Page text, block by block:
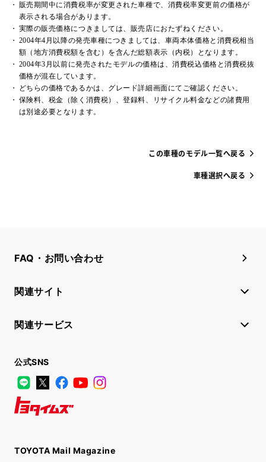
販売期間中に消費税率が変更された車種で、消費税率変更前の価格が
表示される場合があります。
実際の販売価格につきましては、販売店におたずねください。
2004年4月以降の発売車種につきましては、車両本体価格と消費税相当
額（地方消費税額を含む）を含んだ総額表示（内税）となります。
2004年3月以前に発売されたモデルの価格は、消費税込価格と消費税抜
価格が混在しています。
どちらの価格であるかは、グレード詳細画面にてご確認ください。
保険料、税金（除く消費税）、登録料、リサイクル料金などの諸費用
は別途必要となります。
この車種のモデル一覧へ戻る
車種選択へ戻る
FAQ・お問い合わせ
関連サイト
関連サービス
公式SNS
LINE
X FacebookYouTube
TOYOTA Mail Magazine